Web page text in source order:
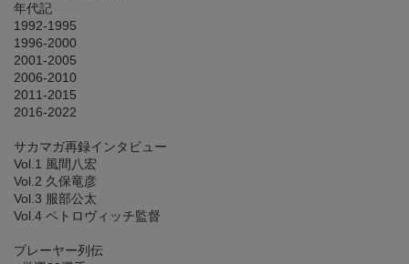
年代記
1992-1995
1996-2000
2001-2005
2006-2010
2011-2015
2016-2022
サカマガ再録インタビュー
Vol.1 風間八宏
Vol.2 久保竜彦
Vol.3 服部公太
Vol.4 ペトロヴィッチ監督
プレーヤー列伝